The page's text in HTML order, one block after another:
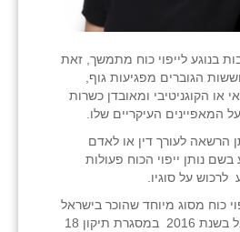
בנוגע לייפוי כוח מתמשך, זאת
הגוברים מפגיעות גוף,
הקוגניטיבי ומאובדן כשרות
המאפיינים העיקריים שלו.
הרשאה לעורך דין או לאדם
נותן ייפוי הכוח פעולות
על סוגיו.
כוח מסוג מיוחד שהוכר בישראל
מכוח תיקון לחוק שהתקבל בשנת 2016 במסגרת תיקון 18